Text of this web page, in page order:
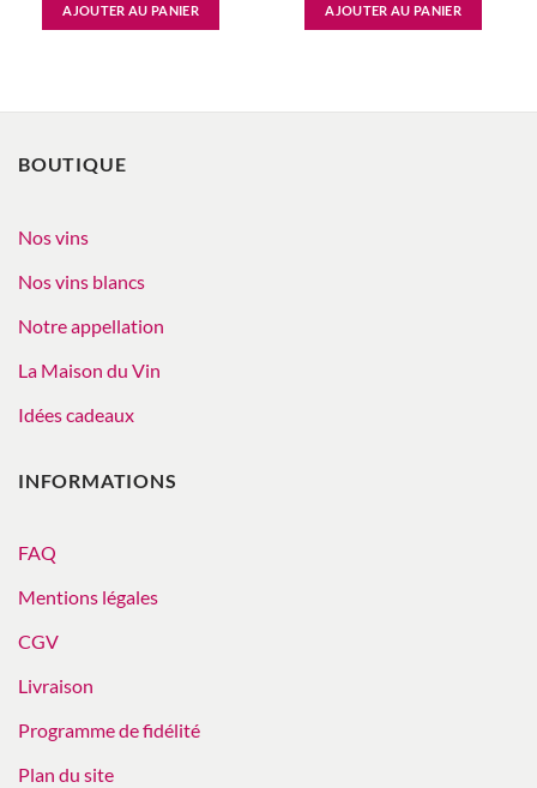
AJOUTER AU PANIER AJOUTER AU PANIER
BOUTIQUE
Nos vins
Nos vins blancs
Notre appellation
La Maison du Vin
Idées cadeaux
INFORMATIONS
FAQ
Mentions légales
CGV
Livraison
Programme de fidélité
Plan du site